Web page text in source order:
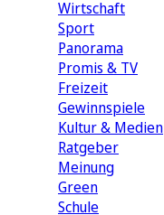
Wirtschaft
Sport
Panorama
Promis & TV
Freizeit
Gewinnspiele
Kultur & Medien
Ratgeber
Meinung
Green
Schule